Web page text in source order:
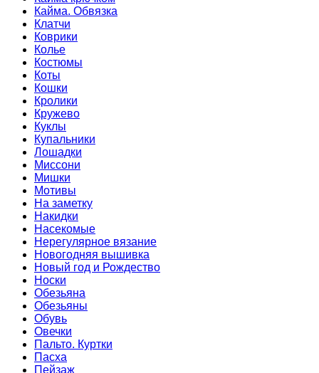
Кайма. Обвязка
Клатчи
Коврики
Колье
Костюмы
Коты
Кошки
Кролики
Кружево
Куклы
Купальники
Лошадки
Миссони
Мишки
Мотивы
На заметку
Накидки
Насекомые
Нерегулярное вязание
Новогодняя вышивка
Новый год и Рождество
Носки
Обезьяна
Обезьяны
Обувь
Овечки
Пальто. Куртки
Пасха
Пейзаж